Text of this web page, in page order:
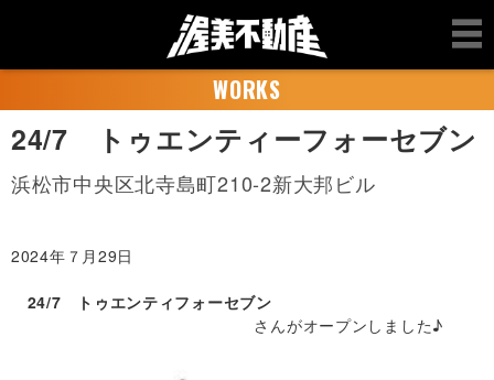
WORKS
24/7 トゥエンティーフォーセブン
浜松市中央区北寺島町210-2新大邦ビル
2024年７月29日
24/7 トゥエンティフォーセブン
さんがオープンしました♪